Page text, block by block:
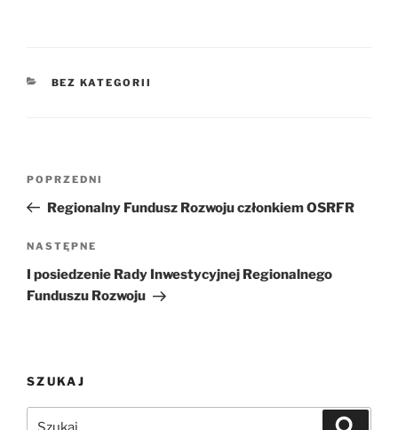
KATEGORIE
BEZ KATEGORII
Poprzedni
wpis
POPRZEDNI
Regionalny Fundusz Rozwoju członkiem OSRFR
Następny
wpis
NASTĘPNE
I posiedzenie Rady Inwestycyjnej Regionalnego
Funduszu Rozwoju
SZUKAJ